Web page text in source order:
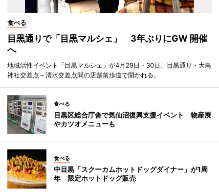
食べる
目黒通りで「目黒マルシェ」 3年ぶりにGW 開催
へ
地域活性イベント「目黒マルシェ」が4月29日・30日、目黒通り・大鳥
神社交差点～清水交差点間の店舗前歩道で開かれる。
食べる
目黒区総合庁舎で気仙沼復興支援イベント 物産展
やカツオメニューも
食べる
中目黒「スクーカムホットドッグダイナー」が1周
年 限定ホットドッグ販売